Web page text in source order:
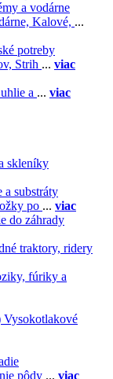
a vodárne
Kalové, ...
potreby
Strih ... viac
a ... viac
skleníky
a substráty
po ... viac
do záhrady
traktory, ridery
fúriky a
Vysokotlakové
pôdy ... viac